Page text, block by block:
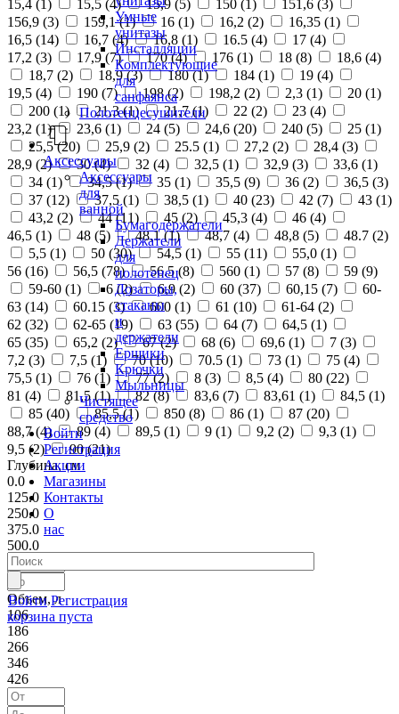
Умные
унитазы
Инсталляции
Комплектующие
для
санфаянса
Полотенцесушители
Аксессуары
Аксессуары
для
ванной
Бумагодержатели
Держатели
для
полотенец
Дозаторы,
стаканы
и
держатели
Ершики
Крючки
Мыльницы
Чистящее
средство
Войти
Регистрация
Акции
Магазины
Контакты
О
нас
Войти Регистрация
корзина пуста
15,4 (1 ) 15,5 (4) 15,9 (5) 150 (1 ) 151,6 (3)
156,9 (3) 159,1 (1) 16 (1) 16,2 (2) 16,35 (1)
16,5 (14) 16,7 (4) 16,8 (1) 16.5 (4) 17 (4)
17,2 (3) 17,9 (7) 170 (4) 176 (1) 18 (8) 18,6 (4)
18,7 (2) 18,9 (3) 180 (1) 184 (1) 19 (4)
19,5 (4) 190 (7) 198 (2) 198,2 (2) 2,3 (1) 20 (1)
200 (1) 21,3 (1) 21,7 (1) 22 (2) 23 (4)
23,2 (1) 23,6 (1) 24 (5) 24,6 (20) 240 (5) 25 (1)
25,5 (20) 25,9 (2) 25.5 (1) 27,2 (2) 28,4 (3)
28,9 (2) 30 (4) 32 (4) 32,5 (1) 32,9 (3) 33,6 (1)
34 (1) 34,5 (1) 35 (1) 35,5 (9) 36 (2) 36,5 (3)
37 (12) 37,5 (1) 38,5 (1) 40 (23) 42 (7) 43 (1)
43,2 (2) 44 (11) 45 (2) 45,3 (4) 46 (4)
46,5 (1) 48 (5) 48,1 (1) 48,7 (4) 48,8 (5) 48.7 (2)
5,5 (1) 50 (30) 54,5 (1) 55 (11) 55,0 (1)
56 (16) 56,5 (78) 56.5 (8) 560 (1) 57 (8) 59 (9)
59-60 (1) 6 (2) 6,9 (2) 60 (37) 60,15 (7)
60-
63 (14) 60.15 (3) 600 (1) 61 (10) 61-64 (2)
62 (32) 62-65 (19) 63 (55) 64 (7) 64,5 (1)
65 (35) 65,2 (2) 67 (2) 68 (6) 69,6 (1) 7 (3)
7,2 (3) 7,5 (1) 70 (10) 70.5 (1) 73 (1) 75 (4)
75,5 (1) 76 (1) 77 (2) 8 (3) 8,5 (4) 80 (22)
81 (4) 81,5 (1) 82 (8) 83,6 (7) 83,61 (1) 84,5 (1)
85 (40) 85,5 (1) 850 (8) 86 (1) 87 (20)
88,7 (4) 89 (4) 89,5 (1) 9 (1) 9,2 (2) 9,3 (1)
9,5 (2) 90 (21)
Глубина, см
0.0
125.0
250.0
375.0
500.0
Объем, л
106
186
266
346
426